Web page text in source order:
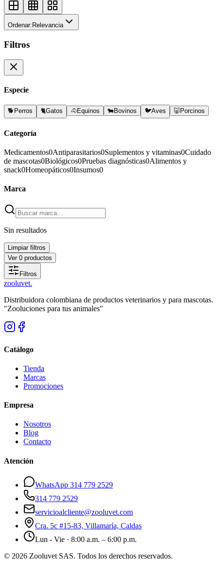
Ordenar: Relevancia
Filtros
Especie
🐕 Perros 🐈Gatos 🐴Equinos 🐄Bovinos 🐦Aves 🐷 Porcinos
Categoría
Medicamentos0Antiparasitarios0Suplementos y vitaminas0Cuidado
de mascotas0Biológicos0Pruebas diagnósticas0Alimentos y
snack0Homeopáticos0Insumos0
Marca
Sin resultados
Limpiar filtros
Ver 0 productos
Filtros
zooluvet.
Distribuidora colombiana de productos veterinarios y para mascotas.
"Zooluciones para tus animales"
Catálogo
Tienda
Marcas
Promociones
Empresa
Nosotros
Blog
Contacto
Atención
WhatsApp 314 779 2529
314 779 2529
servicioalcliente@zooluvet.com
Cra. 5c #15-83, Villamaría, Caldas
Lun - Vie · 8:00 a.m. – 6:00 p.m.
© 2026 Zooluvet SAS. Todos los derechos reservados.